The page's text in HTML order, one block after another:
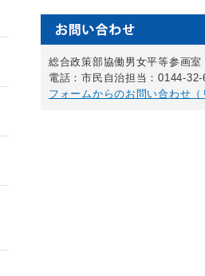
総合政策部協働男女平等参画室
電話：市民自治担当：0144-
フォームからのお問い合わせ（